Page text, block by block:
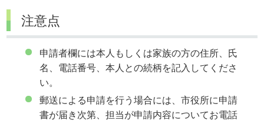
注意点
申請者欄には本人もしくは家族の方の住所、氏
名、電話番号、本人との続柄を記入してくださ
い。
郵送による申請を行う場合には、市役所に申請
書が届き次第、担当が申請内容についてお電話